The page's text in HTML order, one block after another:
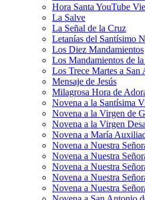
Hora Santa YouTube
La Salve
La Señal de la Cruz
Letanías del Santísimo
Los Diez Mandamientos
Los Mandamientos de
Los Trece Martes a San
Mensaje de Jesús
Milagrosa Hora de
Novena a la Santísima
Novena a la Virgen de
Novena a la Virgen
Novena a María
Novena a Nuestra
Novena a Nuestra
Novena a Nuestra
Novena a Nuestra
Novena a Nuestra